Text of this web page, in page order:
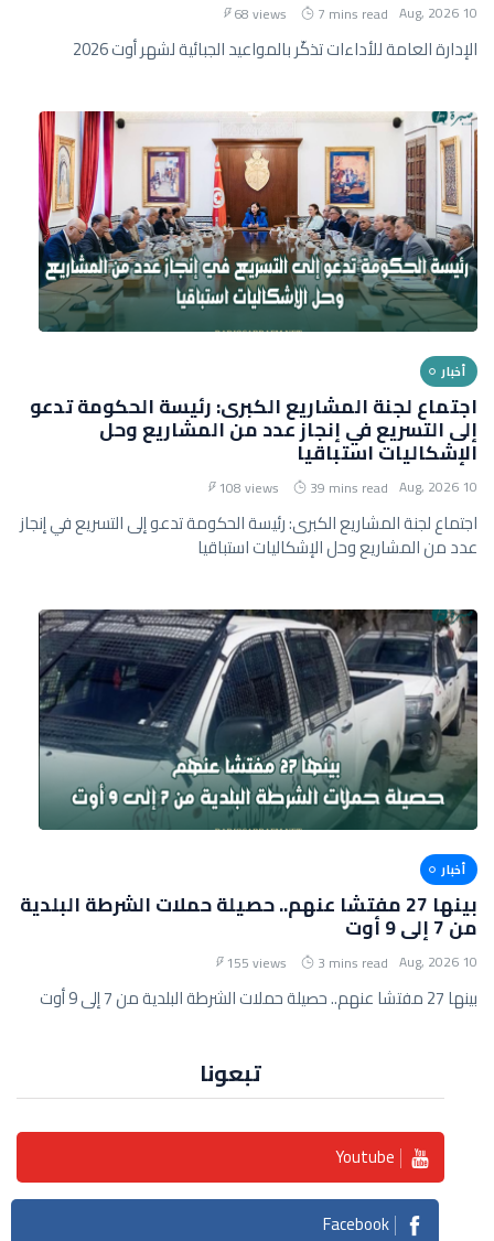
10 Aug, 2026
7 mins read
68 views
الإدارة العامة للأداءات تذكّر بالمواعيد الجبائية لشهر أوت 2026
أخبار
اجتماع لجنة المشاريع الكبرى: رئيسة الحكومة تدعو
إلى التسريع في إنجاز عدد من المشاريع وحل
الإشكاليات استباقيا
10 Aug, 2026
39 mins read
108 views
اجتماع لجنة المشاريع الكبرى: رئيسة الحكومة تدعو إلى التسريع في إنجاز
عدد من المشاريع وحل الإشكاليات استباقيا
أخبار
بينها 27 مفتشا عنهم.. حصيلة حملات الشرطة البلدية
من 7 إلى 9 أوت
10 Aug, 2026
3 mins read
155 views
بينها 27 مفتشا عنهم.. حصيلة حملات الشرطة البلدية من 7 إلى 9 أوت
تبعونا
Youtube
Facebook